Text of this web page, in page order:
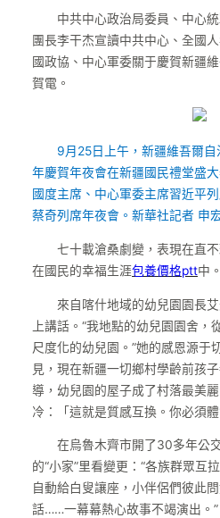
中共中心政治局委員、中心
團長李干杰宣讀中共中心、全國
國政協、中心軍委關于慶賀新疆
賀電。
9月25日上午，新疆維吾爾自
年慶賀年夜會在新疆國民禮堂盛
國度主席、中心軍委主席習近平
蔡奇列席年夜會。新華社記者 申
七十載滄桑劇變，表現在直
在國民的幸福生涯包養價格ptt中。
來自喀什地域的幼兒園園長
上講話。“我地點的幼兒園園舍，
尺度化的幼兒園。”她的感恩源于
見，現在新疆一切鄉村學齡前孩
導，幼兒園的屋子成了村落最美
冷：「這就是質感互換。你必須
在烏魯木齊市開了30多年公
的“小家”里看變更：“各族群眾互
自動給白叟讓座，小伴侶們彼此
話……一幕幕熱心故事不竭演出。”